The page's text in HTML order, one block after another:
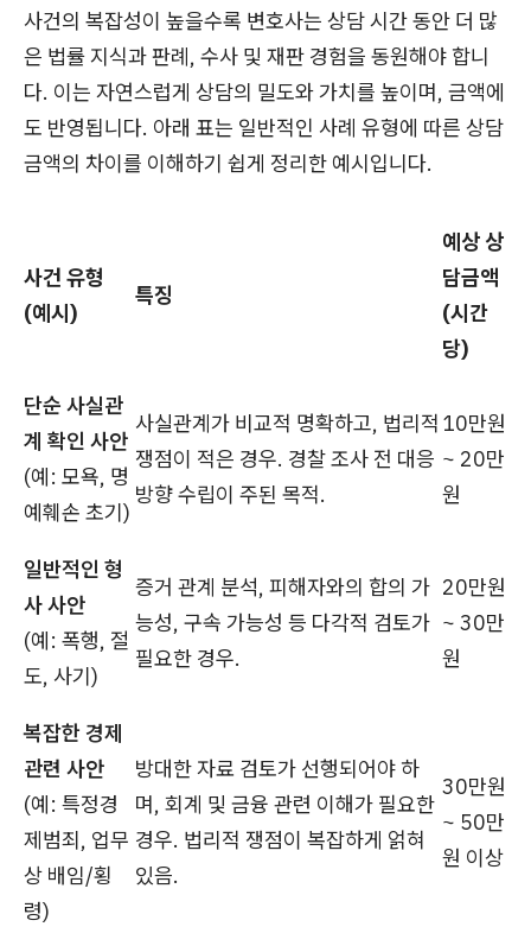
사건의 복잡성이 높을수록 변호사는 상담 시간 동안 더 많
은 법률 지식과 판례, 수사 및 재판 경험을 동원해야 합니
다. 이는 자연스럽게 상담의 밀도와 가치를 높이며, 금액에
도 반영됩니다. 아래 표는 일반적인 사례 유형에 따른 상담
금액의 차이를 이해하기 쉽게 정리한 예시입니다.
사건 유형
(예시)
특징
예상 상
담금액
(시간
당)
단순 사실관
계 확인 사안
(예: 모욕, 명
예훼손 초기)
사실관계가 비교적 명확하고, 법리적
쟁점이 적은 경우. 경찰 조사 전 대응
방향 수립이 주된 목적.
10만원
~ 20만
원
일반적인 형
사 사안
(예: 폭행, 절
도, 사기)
증거 관계 분석, 피해자와의 합의 가
능성, 구속 가능성 등 다각적 검토가
필요한 경우.
20만원
~ 30만
원
복잡한 경제
관련 사안
(예: 특정경
제범죄, 업무
상 배임/횡
령)
방대한 자료 검토가 선행되어야 하
며, 회계 및 금융 관련 이해가 필요한
경우. 법리적 쟁점이 복잡하게 얽혀
있음.
30만원
~ 50만
원 이상